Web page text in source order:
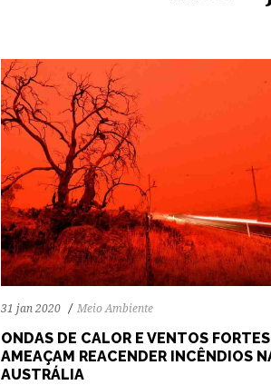
31 jan 2020 Meio Ambiente
ONDAS DE CALOR E VENTOS FORTES
AMEAÇAM REACENDER INCÊNDIOS
AUSTRÁLIA